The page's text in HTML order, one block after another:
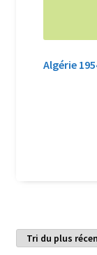
Algérie